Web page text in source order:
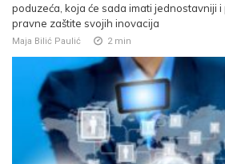
poduzeća, koja će sada imati jednostavniji i
pravne zaštite svojih inovacija
Maja Bilić Paulić 2 min